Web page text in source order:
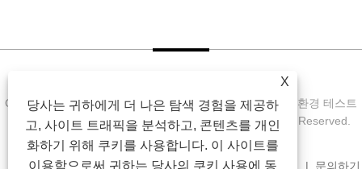
Copyright © 2022 Symor Instrument Equipment Co., Ltd. 환경 테스트
챔버, 전자 건조 캐비닛, 가속 내후 테스트 챔버 All Rights Reserved.
회사 소개 제품 소식 다운로드 문의 보내기 문의하기
X
당사는 귀하에게 더 나은 탐색 경험을 제공하
고, 사이트 트래픽을 분석하고, 콘텐츠를 개인
화하기 위해 쿠키를 사용합니다. 이 사이트를
이용함으로써 귀하는 당사의 쿠키 사용에 동